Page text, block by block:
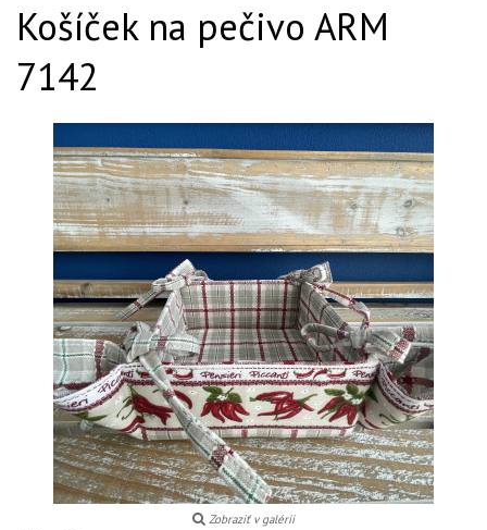
Košíček na pečivo ARM
7142
Zobraziť v galérii